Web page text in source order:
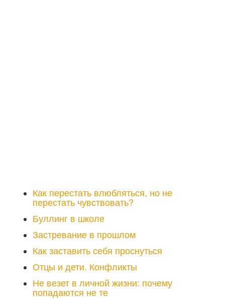
Как перестать влюбляться, но не
перестать чувствовать?
Буллинг в школе
Застревание в прошлом
Как заставить себя проснуться
Отцы и дети. Конфликты
Не везет в личной жизни: почему
попадаются не те